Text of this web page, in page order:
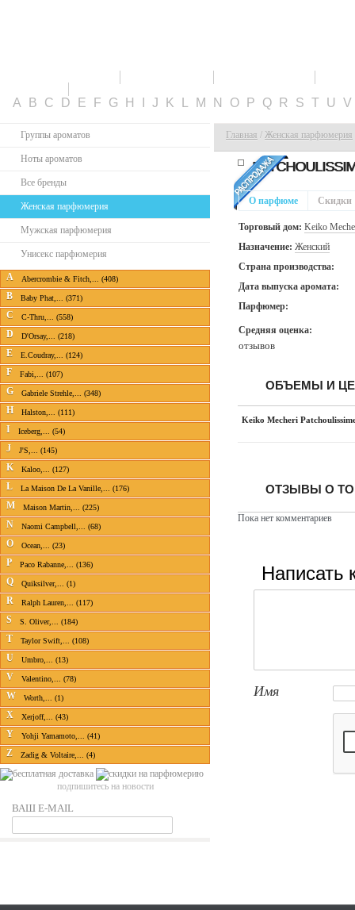
A B C D E F G H J K M N O P Q R S T U V
Группы ароматов
Ноты ароматов
Все бренды
Женская парфюмерия
Мужская парфюмерия
Унисекс парфюмерия
A Abercrombie & Fitch,... (408)
B Baby Phat,... (371)
C C-Thru,... (558)
D D'Orsay,... (218)
E E.Coudray,... (124)
F Fabi,... (107)
G Gabriele Strehle,... (348)
H Halston,... (111)
I Iceberg,... (54)
J J'S,... (145)
K Kaloo,... (127)
L La Maison De La Vanille,... (176)
M Maison Martin,... (225)
N Naomi Campbell,... (68)
O Ocean,... (23)
P Paco Rabanne,... (136)
Q Quiksilver,... (1)
R Ralph Lauren,... (117)
S S. Oliver,... (184)
T Taylor Swift,... (108)
U Umbro,... (13)
V Valentino,... (78)
W Worth,... (1)
X Xerjoff,... (43)
Y Yohji Yamamoto,... (41)
Z Zadig & Voltaire,... (4)
подпишитесь на новости
ВАШ E-MAIL
Главная / Женская парфюмерия
О парфюме
Торговый дом: Keiko
Назначение: Женский
Страна производства:
Дата выпуска аромата:
Парфюмер:
Средняя оценка:
отзывов
Скидки
ОБЪЕМЫ И
Keiko Mecheri
ОТЗЫВЫ О
Пока нет комментариев
Написать
Имя